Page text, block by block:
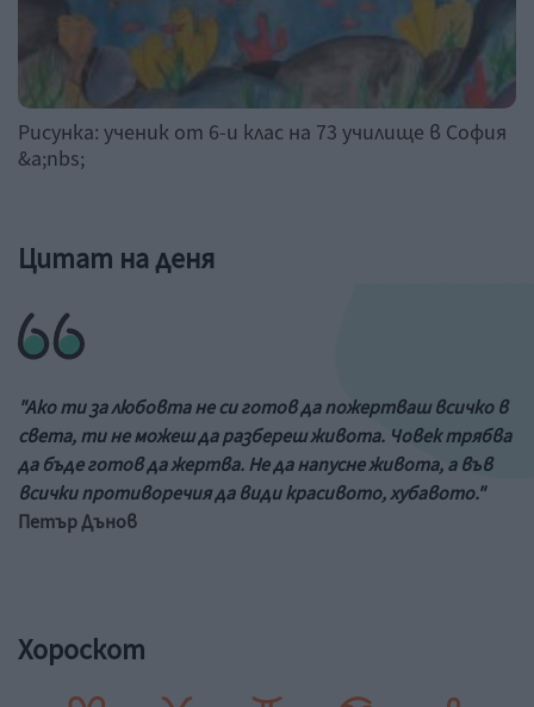
Рисунка: ученик от 6-и клас на 73 училище в София
&a;nbs;
Цитат на деня
"Ако ти за любовта не си готов да пожертваш всичко в
света, ти не можеш да разбереш живота. Човек трябва
да бъде готов да жертва. Не да напусне живота, а във
всички противоречия да види красивото, хубавото."
Петър Дънов
Хороскот